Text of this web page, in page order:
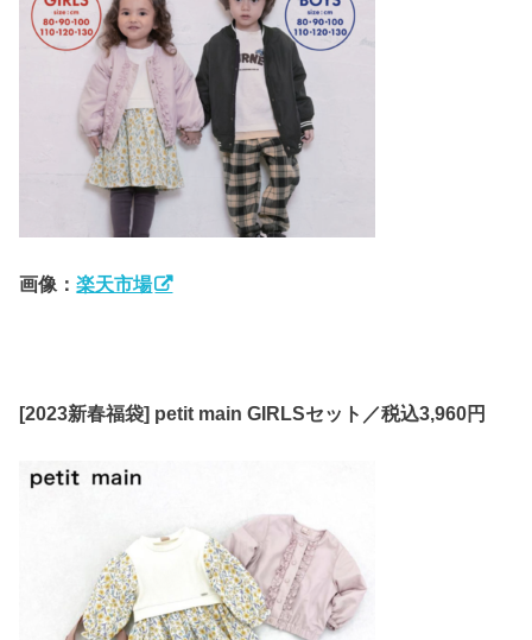
画像：楽天市場
[2023新春福袋] petit main GIRLSセット／税込3,960円